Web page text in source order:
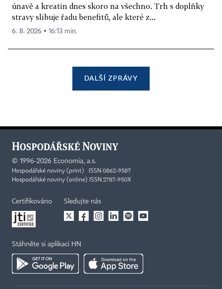
únavě a kreatin dnes skoro na všechno. Trh s doplňky
stravy slibuje řadu benefitů, ale které z...
6. 8. 2026 ▪ 16:13 min.
DALŠÍ ZPRÁVY
© 1996-2026 Economia, a.s.
Hospodářské noviny (print) ISSN 0862-9587
Hospodářské noviny (online) ISSN 2787-950X
Certifikováno Sledujte nás
Stáhněte si aplikaci HN